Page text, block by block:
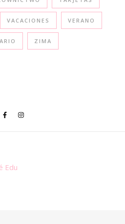
VACACIONES VERANO
ZIMA
Edu